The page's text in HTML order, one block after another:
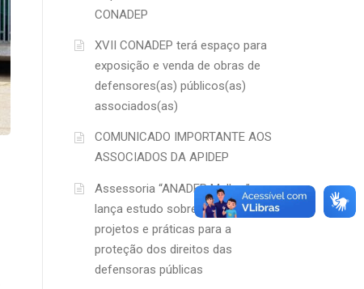
CONADEP
XVII CONADEP terá espaço para
exposição e venda de obras de
defensores(as) públicos(as)
associados(as)
COMUNICADO IMPORTANTE AOS
ASSOCIADOS DA APIDEP
Assessoria “ANADEP Mulher”
lança estudo sobre ações,
projetos e práticas para a
proteção dos direitos das
defensoras públicas